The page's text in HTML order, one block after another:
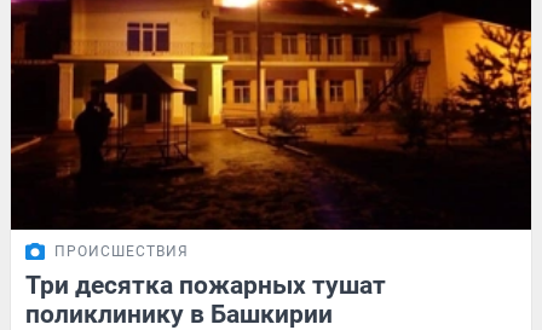
ПРОИСШЕСТВИЯ
Три десятка пожарных тушат
поликлинику в Башкирии